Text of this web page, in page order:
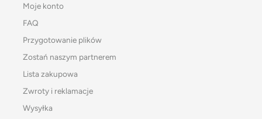
Moje konto
FAQ
Przygotowanie plików
Zostań naszym partnerem
Lista zakupowa
Zwroty i reklamacje
Wysyłka